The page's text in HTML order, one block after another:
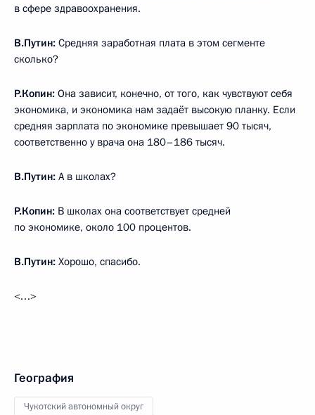
в сфере здравоохранения.
В.Путин: Средняя заработная плата в этом сегменте
сколько?
Р.Копин: Она зависит, конечно, от того, как чувствуют себя
экономика, и экономика нам задаёт высокую планку. Если
средняя зарплата по экономике превышает 90 тысяч,
соответственно у врача она 180–186 тысяч.
В.Путин: А в школах?
Р.Копин: В школах она соответствует средней
по экономике, около 100 процентов.
В.Путин: Хорошо, спасибо.
<…>
География
Чукотский автономный округ